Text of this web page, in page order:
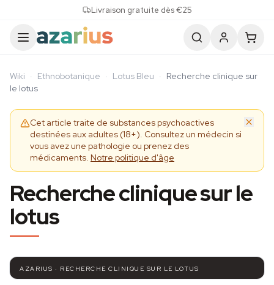
Livraison gratuite dès €25
Wiki · Ethnobotanique · Lotus Bleu · Recherche clinique sur
le lotus
Cet article traite de substances psychoactives
destinées aux adultes (18+). Consultez un médecin si
vous avez une pathologie ou prenez des
médicaments. Notre politique d'âge
Recherche clinique sur le
lotus
AZARIUS · RECHERCHE CLINIQUE SUR LE LOTUS